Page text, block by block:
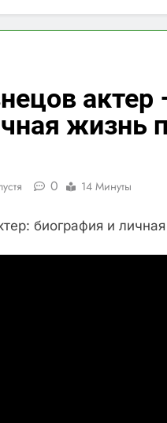
актер
жизнь
0 14 Минуты